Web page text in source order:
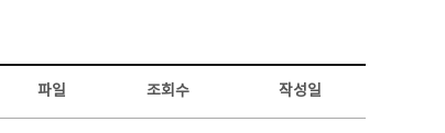
파일 조회수 작성일